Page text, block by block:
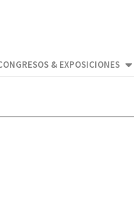
& EXPOSICIONES